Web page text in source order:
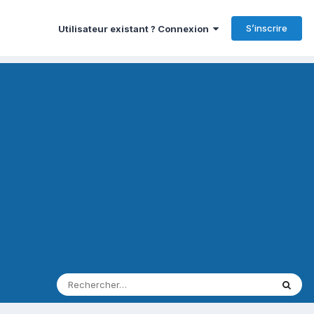
Utilisateur existant ? Connexion S’inscrire